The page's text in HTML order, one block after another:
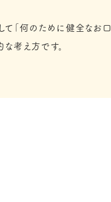
て「何のために健全なお口
考え方です。